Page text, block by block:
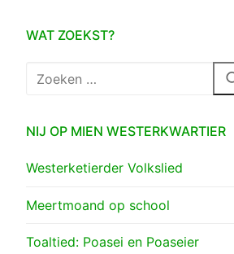
WAT ZOEKST?
Zoeken
NIJ OP MIEN WESTERKWARTIER
Westerketierder Volkslied
Meertmoand op school
Toaltied: Poasei en Poaseier